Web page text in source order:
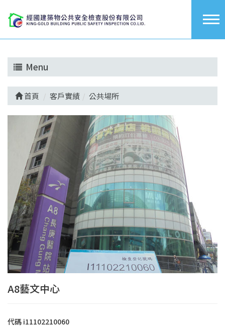
Menu
首頁 客戶實績 公共場所
A8藝文中心
代碼 i11102210060